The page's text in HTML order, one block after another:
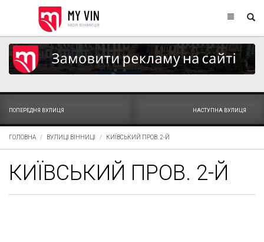
ПОПЕРЕДНЯ ВУЛИЦЯ НАСТУПНА ВУЛИЦЯ
ГОЛОВНА ВУЛИЦІ ВІННИЦІ КИЇВСЬКИЙ ПРОВ. 2-Й
КИЇВСЬКИЙ ПРОВ. 2-Й